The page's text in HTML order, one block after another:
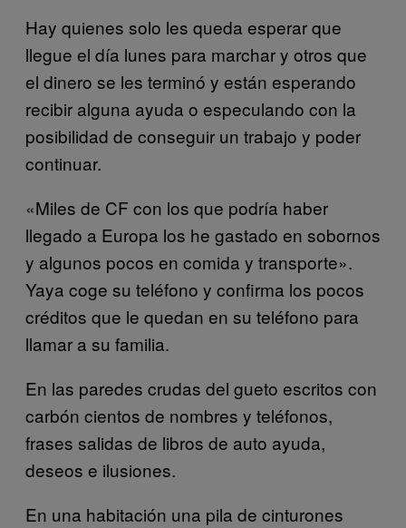
Hay quienes solo les queda esperar que
llegue el día lunes para marchar y otros que
el dinero se les terminó y están esperando
recibir alguna ayuda o especulando con la
posibilidad de conseguir un trabajo y poder
continuar.
«Miles de CF con los que podría haber
llegado a Europa los he gastado en sobornos
y algunos pocos en comida y transporte».
Yaya coge su teléfono y confirma los pocos
créditos que le quedan en su teléfono para
llamar a su familia.
En las paredes crudas del gueto escritos con
carbón cientos de nombres y teléfonos,
frases salidas de libros de auto ayuda,
deseos e ilusiones.
En una habitación una pila de cinturones